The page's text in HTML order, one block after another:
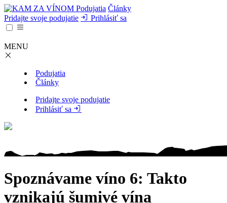
Podujatia Články
Pridajte svoje podujatie
Prihlásiť sa
MENU
Podujatia
Články
Pridajte svoje podujatie
Prihlásiť sa
Spoznávame víno 6: Takto
vznikajú šumivé vína